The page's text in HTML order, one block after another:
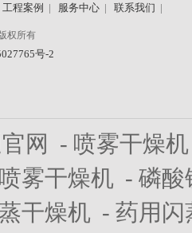
工程案例 | 服务中心 | 联系我们 |
权所有
号-2
网 - 喷雾干燥机
雾干燥机 - 磷酸
干燥机 - 药用闪